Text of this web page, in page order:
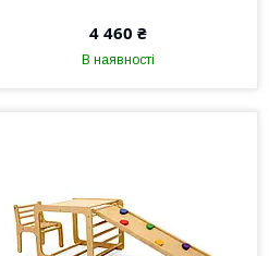
4 460 ₴
В наявності